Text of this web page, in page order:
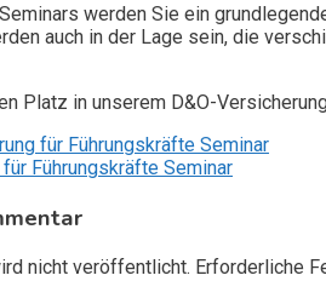
werden Sie ein
auch in der Lage sein, die
Platz in unserem D&O-
für Führungskräfte Seminar
Führungskräfte Seminar
nicht veröffentlicht. Erforderliche